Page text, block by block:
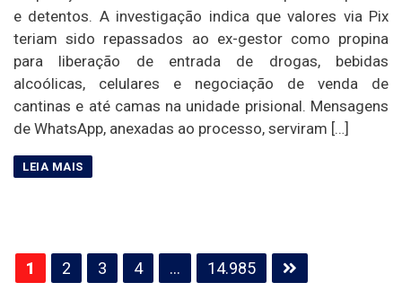
e detentos. A investigação indica que valores via Pix
teriam sido repassados ao ex-gestor como propina
para liberação de entrada de drogas, bebidas
alcoólicas, celulares e negociação de venda de
cantinas e até camas na unidade prisional. Mensagens
de WhatsApp, anexadas ao processo, serviram […]
Paginação
de
1 2 3 4 … 14.985